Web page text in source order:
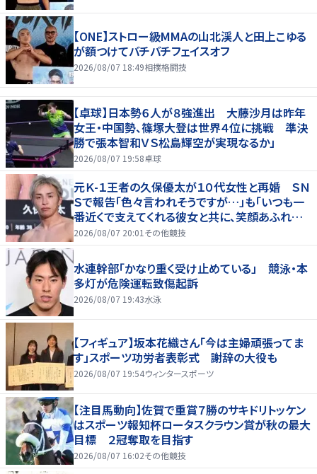
【ONE】ストロー級MMAの山北渓人と田上こゆる
が額つけてバチバチフェイスオフ
2026/08/07 18:49相撲格闘技
【卓球】日本勢６人が８強進出 大藤沙月は昨年
女王・中国勢、篠塚大登は世界４位に挑戦 準決
勝で張本智和ＶＳ松島輝空が実現なるか」
2026/08/07 19:58卓球
元Ｋ-１王者の久保優太が１０代女性と再婚 ＳＮ
Ｓで報告「色々言われそうですが…」も「いつも一
番近くで支えてくれる彼女と共に、笑顔あふれる
家庭を築いていきたい」
2026/08/07 20:01 その他競技
水連幹部「かなり重く受け止めている」 競泳・本
多灯が危険運転致傷起訴
2026/08/07 19:43水泳
【フィギュア】坂本花織さん「今は主婦頑張ってま
す」スポーツ功労者表彰式 謝辞の大役も
2026/08/07 19:54ウィンタースポーツ
【注目馬動向】佐賀で重賞７勝のサキドリトッケン
はスポーツ報知杯ロータスクラウン賞が秋の最大
目標 ２冠奪取を目指す
2026/08/07 16:02その他競技